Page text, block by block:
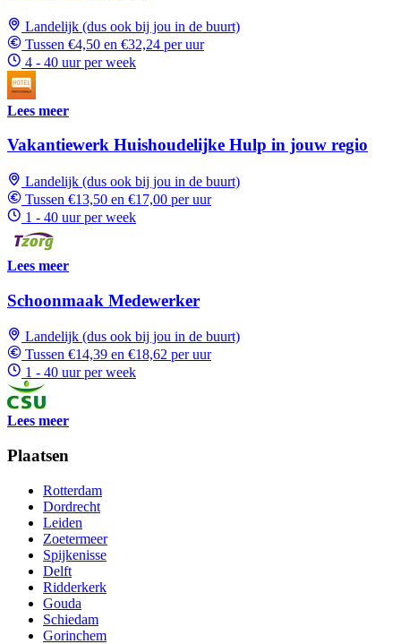
Landelijk (dus ook bij jou in de buurt)
Tussen €4,50 en €32,24 per uur
4 - 40 uur per week
Lees meer
Vakantiewerk Huishoudelijke Hulp in jouw regio
Landelijk (dus ook bij jou in de buurt)
Tussen €13,50 en €17,00 per uur
1 - 40 uur per week
Lees meer
Schoonmaak Medewerker
Landelijk (dus ook bij jou in de buurt)
Tussen €14,39 en €18,62 per uur
1 - 40 uur per week
Lees meer
Plaatsen
Rotterdam
Dordrecht
Leiden
Zoetermeer
Spijkenisse
Delft
Ridderkerk
Gouda
Schiedam
Gorinchem